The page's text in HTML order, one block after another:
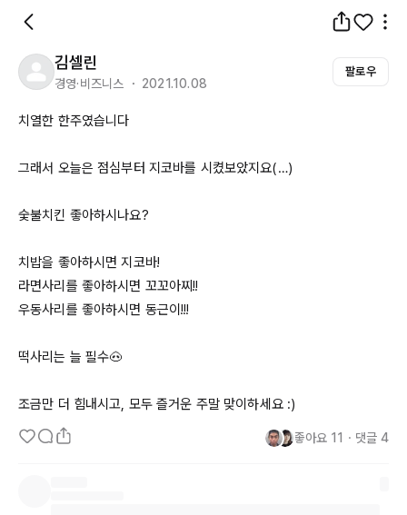
김셀린
경영·비즈니스 ・ 2021.10.08
팔로우
치열한 한주였습니다
그래서 오늘은 점심부터 지코바를 시켰보았지요(…)
숯불치킨 좋아하시나요?
치밥을 좋아하시면 지코바!
라면사리를 좋아하시면 꼬꼬아찌!!
우동사리를 좋아하시면 동근이!!!
떡사리는 늘 필수🐽
조금만 더 힘내시고, 모두 즐거운 주말 맞이하세요 :)
좋아요 11 ・ 댓글 4